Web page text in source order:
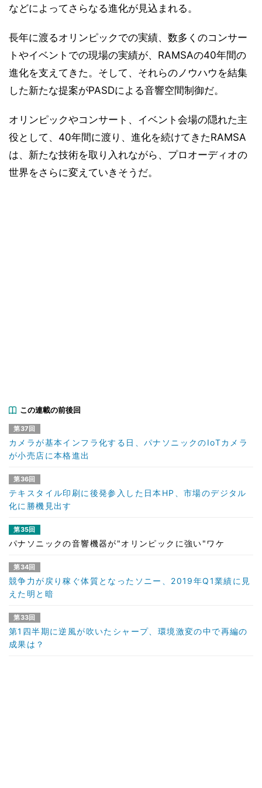
などによってさらなる進化が見込まれる。
長年に渡るオリンピックでの実績、数多くのコンサー
トやイベントでの現場の実績が、RAMSAの40年間の
進化を支えてきた。そして、それらのノウハウを結集
した新たな提案がPASDによる音響空間制御だ。
オリンピックやコンサート、イベント会場の隠れた主
役として、40年間に渡り、進化を続けてきたRAMSA
は、新たな技術を取り入れながら、プロオーディオの
世界をさらに変えていきそうだ。
この連載の前後回
第37回
カメラが基本インフラ化する日、パナソニックのIoTカメラ
が小売店に本格進出
第36回
テキスタイル印刷に後発参入した日本HP、市場のデジタル
化に勝機見出す
第35回
パナソニックの音響機器が"オリンピックに強い"ワケ
第34回
競争力が戻り稼ぐ体質となったソニー、2019年Q1業績に見
えた明と暗
第33回
第1四半期に逆風が吹いたシャープ、環境激変の中で再編の
成果は？